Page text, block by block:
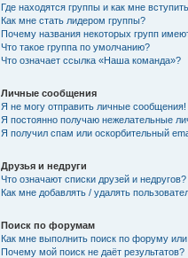
Где находятся группы и как мне
Как мне стать лидером группы?
Почему названия некоторых групп
Что такое группа по умолчанию?
Что означает ссылка «Наша команда»?
Личные сообщения
Я не могу отправить личные сообщения!
Я постоянно получаю нежелательные
Я получил спам или оскорбительный
Друзья и недруги
Что означают списки друзей и недругов?
Как мне добавлять / удалять
Поиск по форумам
Как мне выполнить поиск по форуму
Почему мой поиск не даёт результатов?